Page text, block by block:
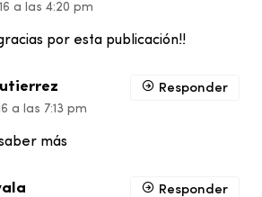
a las 4:20 pm
por esta publicación!!
a las 7:13 pm
más
Responder
Responder